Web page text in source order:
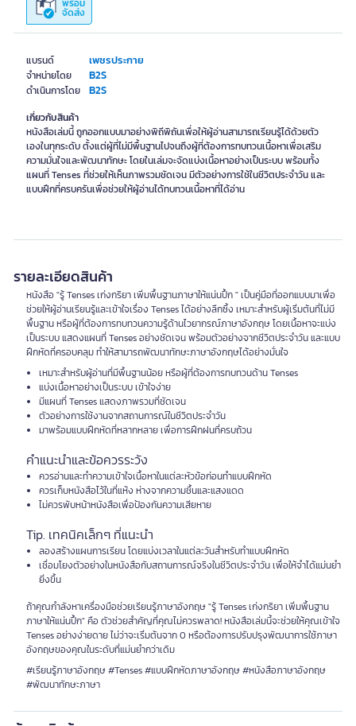
แบรนด์ เพชรประกาย
จำหน่ายโดย B2S
ดำเนินการโดย B2S
พร้อม
จัดส่ง
เกี่ยวกับสินค้า
หนังสือเล่มนี้ ถูกออกแบบมาอย่างพิถีพิถันเพื่อให้ผู้อ่านสามารถเรียนรู้ได้ด้วยตัว
เองในทุกระดับ ตั้งแต่ผู้ที่ไม่มีพื้นฐานไปจนถึงผู้ที่ต้องการทบทวนเนื้อหาเพื่อเสริม
ความมั่นใจและพัฒนาทักษะ โดยในเล่มจะจัดแบ่งเนื้อหาอย่างเป็นระบบ พร้อมทั้ง
แผนที่ Tenses ที่ช่วยให้เห็นภาพรวมชัดเจน มีตัวอย่างการใช้ในชีวิตประจำวัน และ
แบบฝึกที่ครบครันเพื่อช่วยให้ผู้อ่านได้ทบทวนเนื้อหาที่ได้อ่าน
รายละเอียดสินค้า
หนังสือ "รู้ Tenses เก่งกริยา เพิ่มพื้นฐานภาษาให้แน่นปึ้ก " เป็นคู่มือที่ออกแบบมาเพื่อ
ช่วยให้ผู้อ่านเรียนรู้และเข้าใจเรื่อง Tenses ได้อย่างลึกซึ้ง เหมาะสำหรับผู้เริ่มต้นที่ไม่มี
พื้นฐาน หรือผู้ที่ต้องการทบทวนความรู้ด้านไวยากรณ์ภาษาอังกฤษ โดยเนื้อหาจะแบ่ง
เป็นระบบ แสดงแผนที่ Tenses อย่างชัดเจน พร้อมตัวอย่างจากชีวิตประจำวัน และแบบ
ฝึกหัดที่ครอบคลุม ทำให้สามารถพัฒนาทักษะภาษาอังกฤษได้อย่างมั่นใจ
เหมาะสำหรับผู้อ่านที่มีพื้นฐานน้อย หรือผู้ที่ต้องการทบทวนด้าน Tenses
แบ่งเนื้อหาอย่างเป็นระบบ เข้าใจง่าย
มีแผนที่ Tenses แสดงภาพรวมที่ชัดเจน
ตัวอย่างการใช้งานจากสถานการณ์ในชีวิตประจำวัน
มาพร้อมแบบฝึกหัดที่หลากหลาย เพื่อการฝึกฝนที่ครบถ้วน
คำแนะนำและข้อควรระวัง
ควรอ่านและทำความเข้าใจเนื้อหาในแต่ละหัวข้อก่อนทำแบบฝึกหัด
ควรเก็บหนังสือไว้ในที่แห้ง ห่างจากความชื้นและแสงแดด
ไม่ควรพับหน้าหนังสือเพื่อป้องกันความเสียหาย
Tip. เทคนิคเล็กๆ ที่แนะนำ
ลองสร้างแผนการเรียน โดยแบ่งเวลาในแต่ละวันสำหรับทำแบบฝึกหัด
เชื่อมโยงตัวอย่างในหนังสือกับสถานการณ์จริงในชีวิตประจำวัน เพื่อให้จำได้แม่นยำ
ยิ่งขึ้น
ถ้าคุณกำลังหาเครื่องมือช่วยเรียนรู้ภาษาอังกฤษ "รู้ Tenses เก่งกริยา เพิ่มพื้นฐาน
ภาษาให้แน่นปึ้ก" คือ ตัวช่วยสำคัญที่คุณไม่ควรพลาด! หนังสือเล่มนี้จะช่วยให้คุณเข้าใจ
Tenses อย่างง่ายดาย ไม่ว่าจะเริ่มต้นจาก 0 หรือต้องการปรับปรุงพัฒนาการใช้ภาษา
อังกฤษของคุณในระดับที่แม่นยำกว่าเดิม
#เรียนรู้ภาษาอังกฤษ #Tenses #แบบฝึกหัดภาษาอังกฤษ #หนังสือภาษาอังกฤษ
#พัฒนาทักษะภาษา